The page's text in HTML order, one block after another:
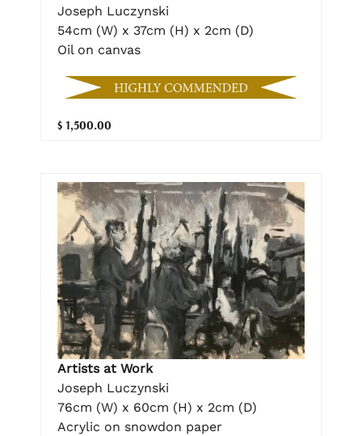
Joseph Luczynski
54cm (W) x 37cm (H) x 2cm (D)
Oil on canvas
$ 1,500.00
Artists at Work
Joseph Luczynski
76cm (W) x 60cm (H) x 2cm (D)
Acrylic on snowdon paper